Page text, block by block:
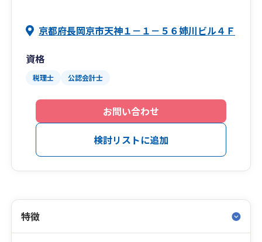
京都府長岡京市天神１－１－５６姉川ビル４Ｆ
資格
税理士 公認会計士
お問い合わせ
検討リストに追加
特徴